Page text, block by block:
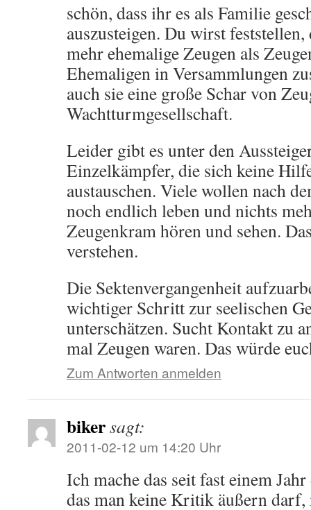
schön, dass ihr es als Familie
auszusteigen. Du wirst feststellen,
mehr ehemalige Zeugen als
Ehemaligen in Versammlungen
auch sie eine große Schar von
Wachtturmgesellschaft.
Leider gibt es unter den
Einzelkämpfer, die sich keine
austauschen. Viele wollen nach
noch endlich leben und nichts
Zeugenkram hören und sehen.
verstehen.
Die Sektenvergangenheit
wichtiger Schritt zur seelischen
unterschätzen. Sucht Kontakt zu
mal Zeugen waren. Das würde
Zum Antworten anmelden
bikersagt:
2011-02-12 um 14:20 Uhr
Ich mache das seit fast einem
das man keine Kritik äußern darf,